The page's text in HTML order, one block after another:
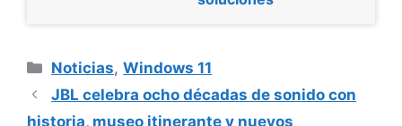
Categorías
Noticias,Windows 11
JBL celebra ocho décadas de sonido con
historia, museo itinerante y nuevos